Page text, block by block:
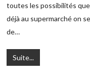
toutes les possibilités que
déjà au supermarché on
de…
Suite...